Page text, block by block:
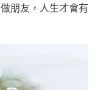
朋友，人生才會有